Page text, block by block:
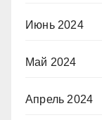
Июнь 2024
Май 2024
Апрель 2024